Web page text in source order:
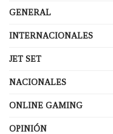
GENERAL
INTERNACIONALES
JET SET
NACIONALES
ONLINE GAMING
OPINIÓN